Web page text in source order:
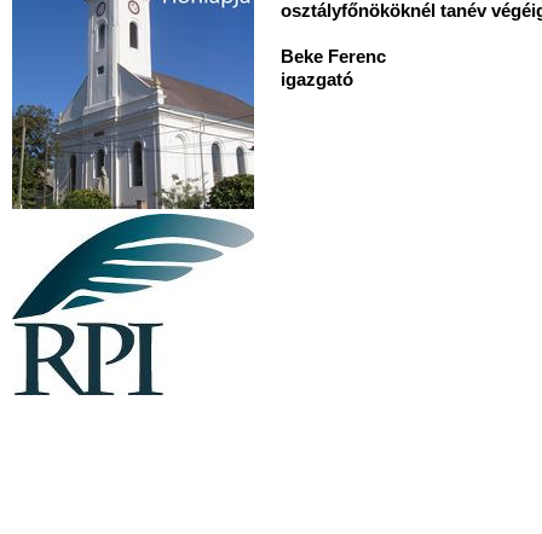
osztályfőnököknél tanév
Beke Ferenc
igazgató